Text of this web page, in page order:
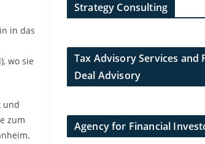
in das
wo sie
und
zum
Strategy Consulting
Tax Advisory Services and
Deal Advisory
Agency for Financial